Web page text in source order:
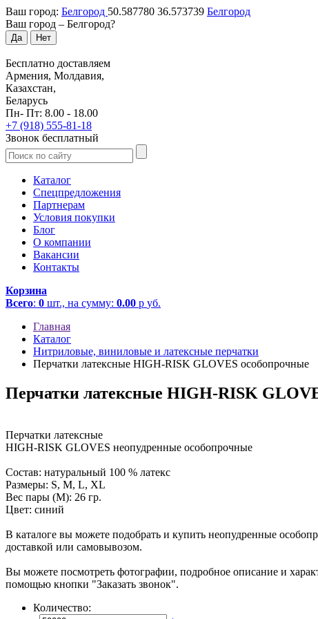
Ваш город: Белгород 50.587780 36.573739 Белгород
Ваш город – Белгород?
Да Нет
Бесплатно доставляем
Армения, Молдавия,
Казахстан,
Беларусь
Пн- Пт: 8.00 - 18.00
+7 (918) 555-81-18
Звонок бесплатный
Каталог
Спецпредложения
Партнерам
Условия покупки
Блог
О компании
Вакансии
Контакты
Корзина
Всего: 0 шт., на сумму: 0.00 р уб.
Главная
Каталог
Нитриловые, виниловые и латексные перчатки
Перчатки латексные HIGH-RISK GLOVES особопрочные
Перчатки латексные HIGH-RISK
Перчатки латексные
HIGH-RISK GLOVES неопудренные особопрочные
Состав: натуральный 100 % латекс
Размеры: S, M, L, XL
Вес пары (М): 26 гр.
Цвет: синий
В каталоге вы можете подобрать и купить неопудренные
доставкой или самовывозом.
Вы можете посмотреть фотографии, подробное описание и
помощью кнопки "Заказать звонок".
Количество: